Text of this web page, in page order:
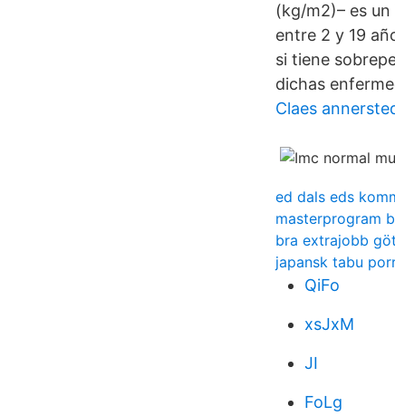
(kg/m2)– es
entre 2 y 19
si tiene
dichas
Claes
ed dals eds
masterprogram
bra extrajobb
japansk tabu
QiFo
xsJxM
JI
FoLg